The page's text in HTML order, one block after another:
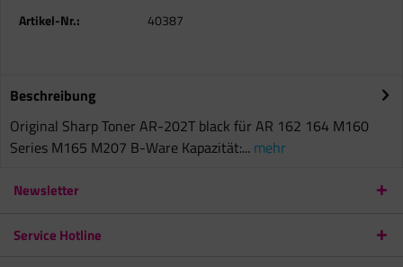
Artikel-Nr.: 40387
Beschreibung
Original Sharp Toner AR-202T black für AR 162 164 M160
Series M165 M207 B-Ware Kapazität:... mehr
Newsletter
Service Hotline